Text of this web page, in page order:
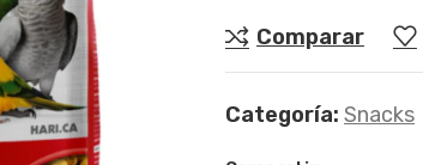
Comparar
Categoría: Snacks